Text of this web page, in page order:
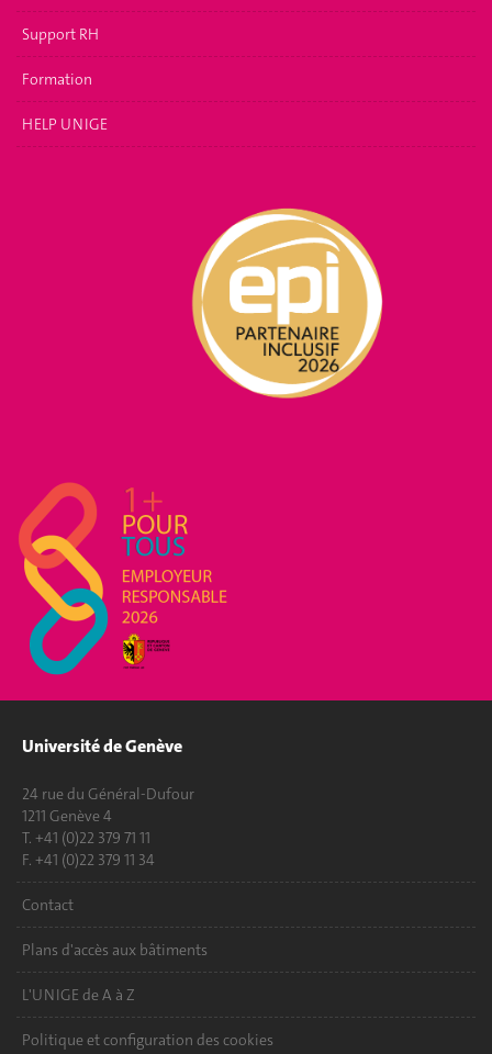
Support RH
Formation
HELP UNIGE
Université de Genève
24 rue du Général-Dufour
1211 Genève 4
T. +41 (0)22 379 71 11
F. +41 (0)22 379 11 34
Contact
Plans d'accès aux bâtiments
L'UNIGE de A à Z
Politique et configuration des cookies